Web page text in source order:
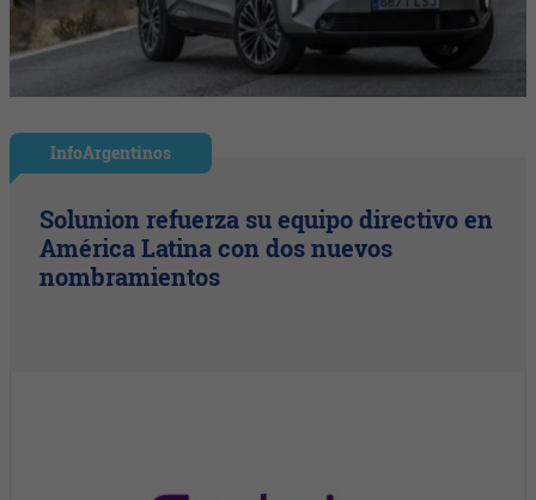
InfoArgentinos
Solunion refuerza su equipo directivo en
América Latina con dos nuevos
nombramientos